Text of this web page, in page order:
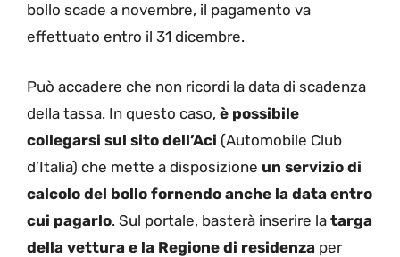
bollo scade a novembre, il pagamento va
effettuato entro il 31 dicembre.
Può accadere che non ricordi la data di scadenza
della tassa. In questo caso, è possibile
collegarsi sul sito dell’Aci (Automobile Club
d’Italia) che mette a disposizione un servizio di
calcolo del bollo fornendo anche la data entro
cui pagarlo. Sul portale, basterà inserire la targa
della vettura e la Regione di residenza per